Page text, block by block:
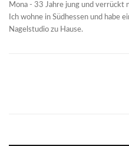
Mona - 33 Jahre jung und verrückt
Ich wohne in Südhessen und habe
Nagelstudio zu Hause.